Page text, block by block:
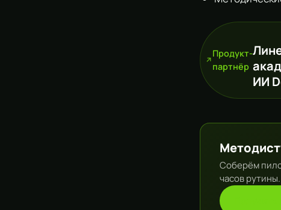
Продукт-
партнёр
ИИ
Соберём
часов рутины.